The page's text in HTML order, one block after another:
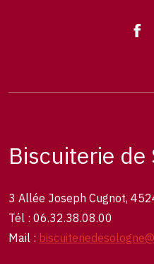
Biscuiterie de
3 Allée Joseph Cugnot,
Tél : 06.32.38.08.00
Mail :